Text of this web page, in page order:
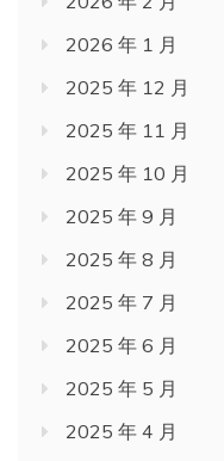
2026 年 1 月
2025 年 12 月
2025 年 11 月
2025 年 10 月
2025 年 9 月
2025 年 8 月
2025 年 7 月
2025 年 6 月
2025 年 5 月
2025 年 4 月